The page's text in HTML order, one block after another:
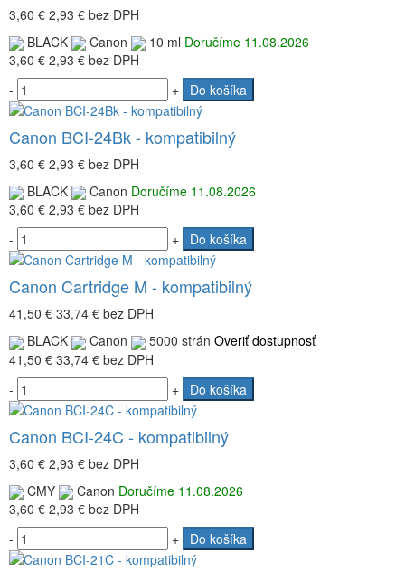
3,60 € 2,93 € bez DPH
BLACK
Canon 10 ml Doručíme 11.08.2026
3,60 € 2,93 € bez DPH
-
+ Do košíka
Canon BCI-24Bk - kompatibilný
3,60 € 2,93 € bez DPH
BLACK
Canon Doručíme 11.08.2026
3,60 € 2,93 € bez DPH
-
+ Do košíka
Canon Cartridge M - kompatibilný
41,50 € 33,74 € bez DPH
BLACK
Canon 5000 strán Overiť dostupnosť
41,50 € 33,74 € bez DPH
-
+ Do košíka
Canon BCI-24C - kompatibilný
3,60 € 2,93 € bez DPH
CMY
Canon Doručíme 11.08.2026
3,60 € 2,93 € bez DPH
-
+ Do košíka